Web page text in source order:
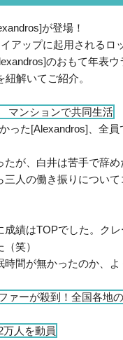
が登場！
アップに起用されるロ
のおもて年表
解いてご紹介。
ンションで共同生活
った[Alexandros]、全
が、白井は苦手で辞
人の働き振りについ
績はTOPでした。ク
笑）
間が無かったのか、
ーが殺到！全国各地
人を動員